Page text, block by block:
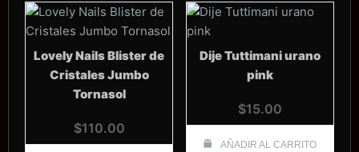
Lovely Nails Blister de
Cristales Jumbo
Tornasol
$110.00
Dije Tuttimani urano
pink
$15.00
AÑADIR AL CARRITO